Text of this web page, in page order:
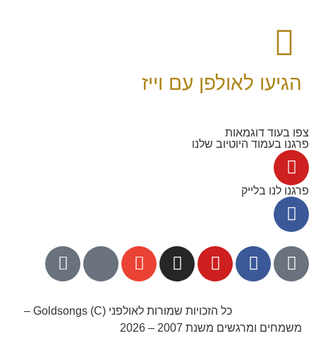
הגיעו לאולפן עם וייז
צפו בעוד דוגמאות
פרגנו בעמוד היוטיוב שלנו
פרגנו לנו בלייק
כל הזכויות שמורות לאולפני Goldsongs (C) –
משמחים ומרגשים משנת 2007 – 2026